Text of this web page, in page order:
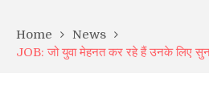
Home
News
JOB: जो युवा मेहनत कर रहे हैं उनके लिए